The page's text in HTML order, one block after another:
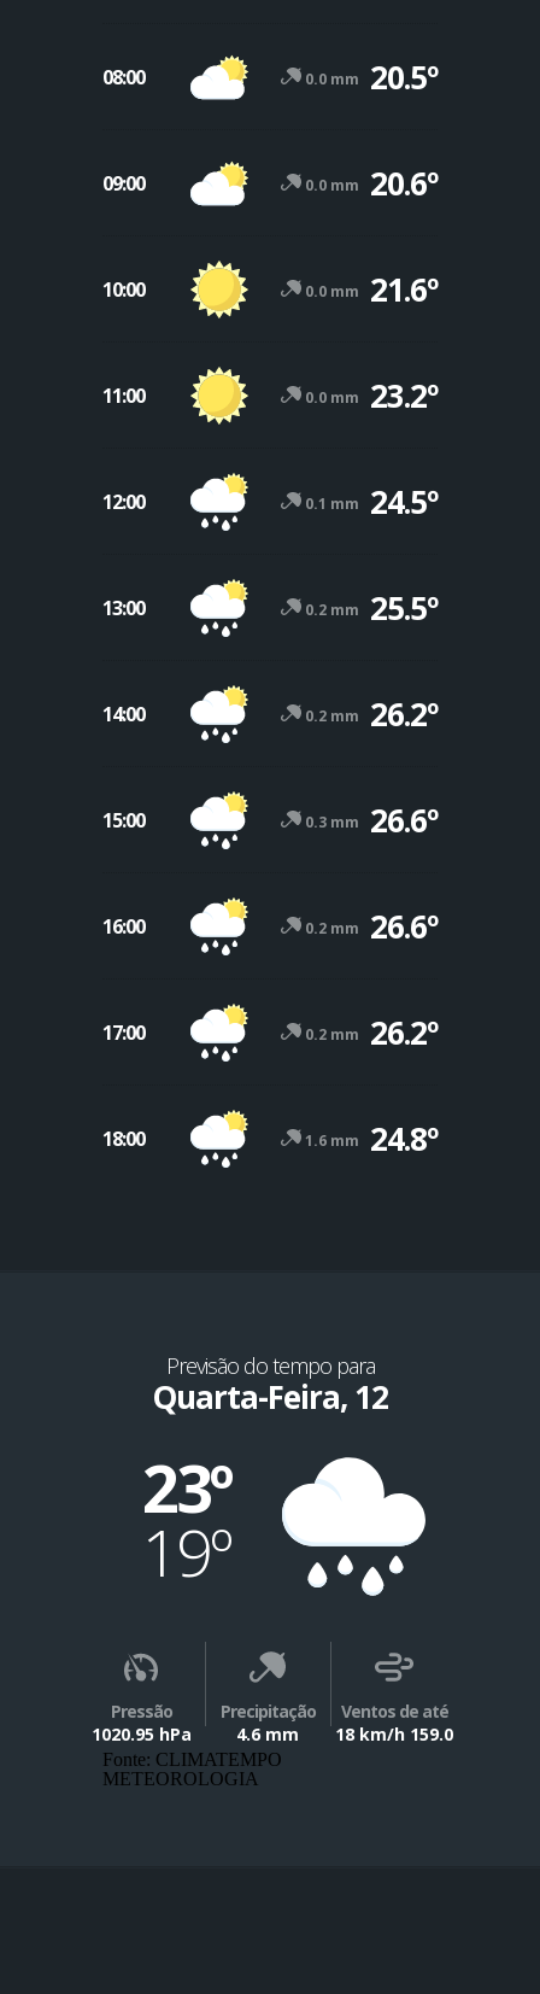
08:00 0.0 mm 20.5º
09:00 0.0 mm 20.6º
10:00 0.0 mm 21.6º
11:00 0.0 mm 23.2º
12:00 0.1 mm 24.5º
13:00 0.2 mm 25.5º
14:00 0.2 mm 26.2º
15:00 0.3 mm 26.6º
16:00 0.2 mm 26.6º
17:00 0.2 mm 26.2º
18:00 1.6 mm 24.8º
Previsão do tempo para
Quarta-Feira, 12
23º
19º
Pressão
1020.95 hPa
Precipitação
4.6 mm
Ventos de até
18 km/h 159.0
Fonte: CLIMATEMPO
METEOROLOGIA